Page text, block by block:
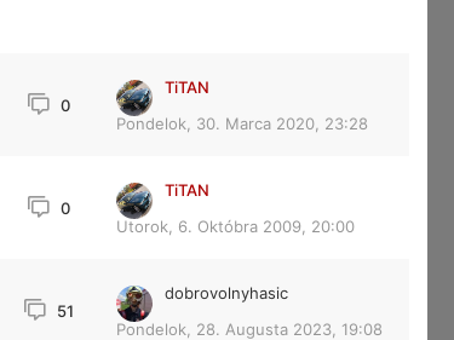
0
TiTAN
Pondelok, 30. Marca 2020, 23:28
0
TiTAN
Utorok, 6. Októbra 2009, 20:00
51
dobrovolnyhasic
Pondelok, 28. Augusta 2023, 19:08